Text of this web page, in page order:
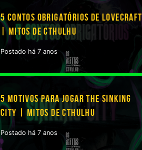
5 CONTOS OBRIGATÓRIOS DE LOVECRAFT
| MITOS DE CTHULHU
Postado há 7 anos
5 MOTIVOS PARA JOGAR THE SINKING
CITY | MITOS DE CTHULHU
Postado há 7 anos